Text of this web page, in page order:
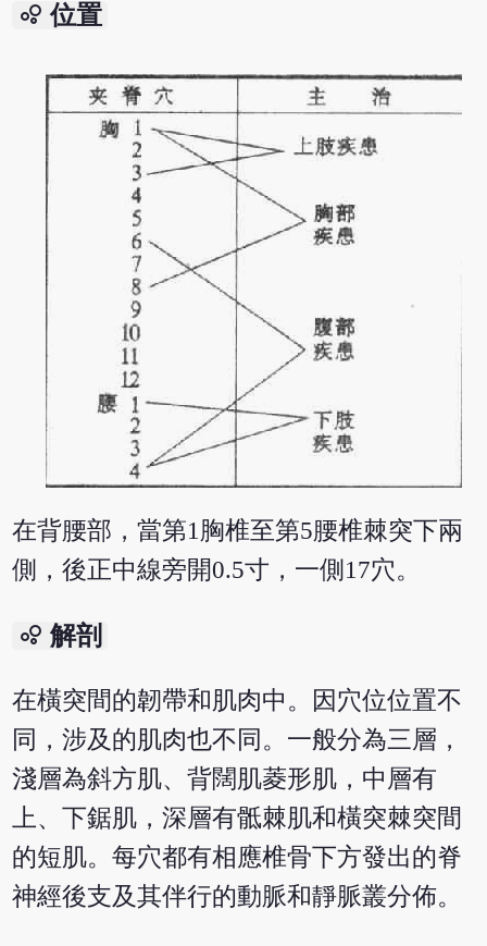
bubble_chart 位置
在背腰部，當第1胸椎至第5腰椎棘突下兩
側，後正中線旁開0.5寸，一側17穴。
bubble_chart 解剖
在橫突間的韌帶和肌肉中。因穴位位置不
同，涉及的肌肉也不同。一般分為三層，
淺層為斜方肌、背闊肌菱形肌，中層有
上、下鋸肌，深層有骶棘肌和橫突棘突間
的短肌。每穴都有相應椎骨下方發出的脊
神經後支及其伴行的動脈和靜脈叢分佈。